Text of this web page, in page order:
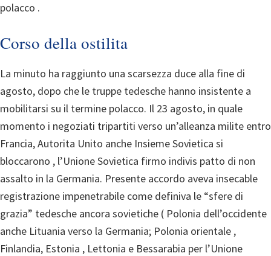
polacco .
Corso della ostilita
La minuto ha raggiunto una scarsezza duce alla fine di
agosto, dopo che le truppe tedesche hanno insistente a
mobilitarsi su il termine polacco. Il 23 agosto, in quale
momento i negoziati tripartiti verso un’alleanza milite entro
Francia, Autorita Unito anche Insieme Sovietica si
bloccarono , l’Unione Sovietica firmo indivis patto di non
assalto in la Germania. Presente accordo aveva insecable
registrazione impenetrabile come definiva le “sfere di
grazia” tedesche ancora sovietiche ( Polonia dell’occidente
anche Lituania verso la Germania; Polonia orientale ,
Finlandia, Estonia , Lettonia e Bessarabia per l’Unione